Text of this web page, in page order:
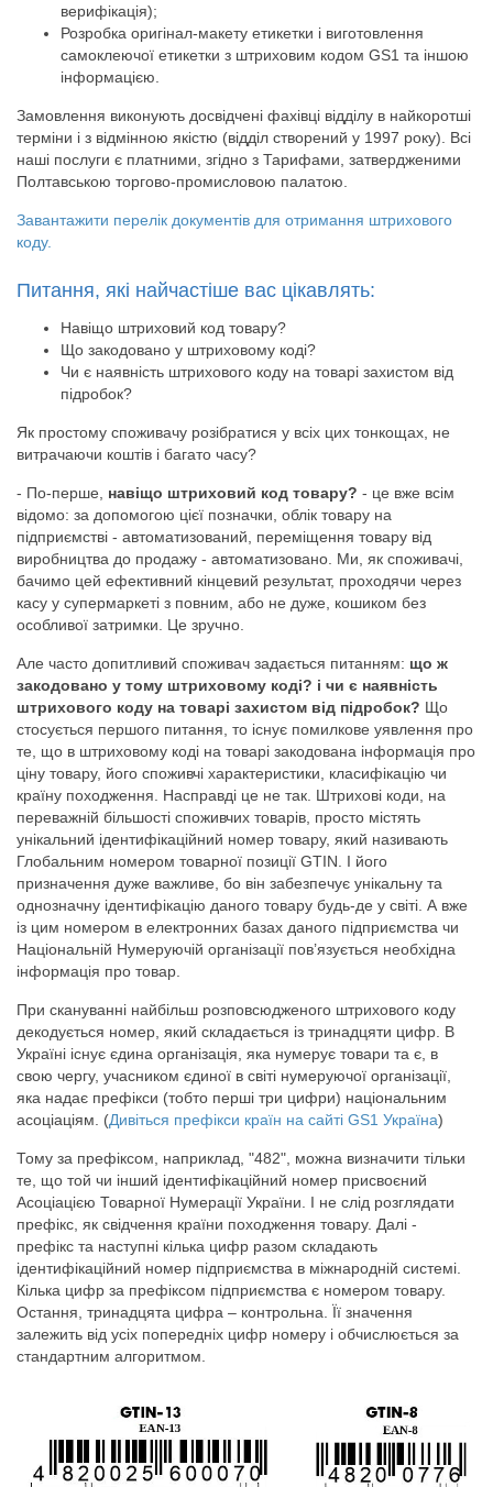
верифікація);
Розробка оригінал-макету етикетки і виготовлення
самоклеючої етикетки з штриховим кодом GS1 та іншою
інформацією.
Замовлення виконують досвідчені фахівці відділу в найкоротші
терміни і з відмінною якістю (відділ створений у 1997 року). Всі
наші послуги є платними, згідно з Тарифами, затвердженими
Полтавською торгово-промисловою палатою.
Завантажити перелік документів для отримання штрихового
коду.
Питання, які найчастіше вас цікавлять:
Навіщо штриховий код товару?
Що закодовано у штриховому коді?
Чи є наявність штрихового коду на товарі захистом від
підробок?
Як простому споживачу розібратися у всіх цих тонкощах, не
витрачаючи коштів і багато часу?
- По-перше, навіщо штриховий код товару? - це вже всім
відомо: за допомогою цієї позначки, облік товару на
підприємстві - автоматизований, переміщення товару від
виробництва до продажу - автоматизовано. Ми, як споживачі,
бачимо цей ефективний кінцевий результат, проходячи через
касу у супермаркеті з повним, або не дуже, кошиком без
особливої затримки. Це зручно.
Але часто допитливий споживач задається питанням: що ж
закодовано у тому штриховому коді? і чи є наявність
штрихового коду на товарі захистом від підробок? Що
стосується першого питання, то існує помилкове уявлення про
те, що в штриховому коді на товарі закодована інформація про
ціну товару, його споживчі характеристики, класифікацію чи
країну походження. Насправді це не так. Штрихові коди, на
переважній більшості споживчих товарів, просто містять
унікальний ідентифікаційний номер товару, який називають
Глобальним номером товарної позиції GTIN. І його
призначення дуже важливе, бо він забезпечує унікальну та
однозначну ідентифікацію даного товару будь-де у світі. А вже
із цим номером в електронних базах даного підприємства чи
Національній Нумеруючій організації пов’язується необхідна
інформація про товар.
При скануванні найбільш розповсюдженого штрихового коду
декодується номер, який складається із тринадцяти цифр. В
Україні існує єдина організація, яка нумерує товари та є, в
свою чергу, учасником єдиної в світі нумеруючої організації,
яка надає префікси (тобто перші три цифри) національним
асоціаціям. (Дивіться префікси країн на сайті GS1 Україна)
Тому за префіксом, наприклад, "482", можна визначити тільки
те, що той чи інший ідентифікаційний номер присвоєний
Асоціацією Товарної Нумерації України. І не слід розглядати
префікс, як свідчення країни походження товару. Далі -
префікс та наступні кілька цифр разом складають
ідентифікаційний номер підприємства в міжнародній системі.
Кілька цифр за префіксом підприємства є номером товару.
Остання, тринадцята цифра – контрольна. Її значення
залежить від усіх попередніх цифр номеру і обчислюється за
стандартним алгоритмом.